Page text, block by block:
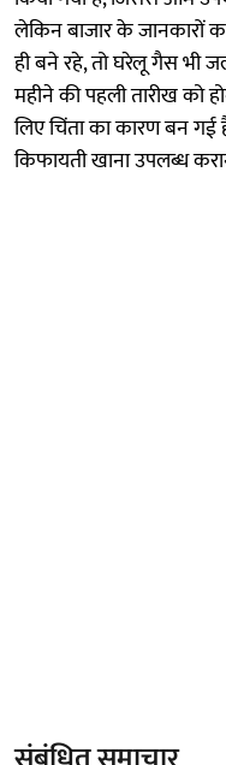
लेकिन बाजार के जानकारों
ही बने रहे, तो घरेलू गैस भी
महीने की पहली तारीख को
लिए चिंता का कारण बन गई
किफायती खाना उपलब्ध